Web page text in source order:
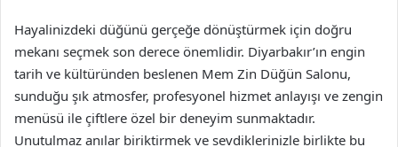
Hayalinizdeki düğünü gerçeğe dönüştürmek için doğru
mekanı seçmek son derece önemlidir. Diyarbakır’ın engin
tarih ve kültüründen beslenen Mem Zin Düğün Salonu,
sunduğu şık atmosfer, profesyonel hizmet anlayışı ve zengin
menüsü ile çiftlere özel bir deneyim sunmaktadır.
Unutulmaz anılar biriktirmek ve sevdiklerinizle birlikte bu